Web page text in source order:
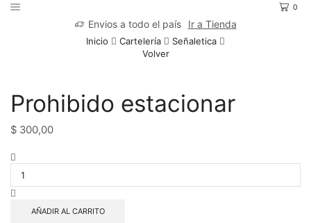
0
Envios a todo el país Ir a Tienda
Inicio Cartelería
Señaletica
Volver
Prohibido estacionar
$ 300,00
estacionar
cantidad
AÑADIR AL CARRITO